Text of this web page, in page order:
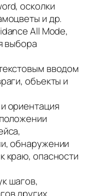
осколки
и др.
All Mode,
выбора
вводом
объекты и
ориентация
обнаружении
краю, опасности
шагов,